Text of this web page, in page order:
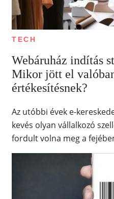
TECH
Webáruház indítás
Mikor jött el
értékesítésnek?
Az utóbbi évek e-
kevés olyan vállalkozó
fordult volna meg a